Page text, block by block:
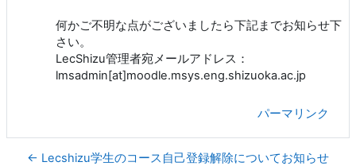
何かご不明な点がございましたら下記までお知らせ下
さい。
LecShizu管理者宛メールアドレス：
lmsadmin[at]moodle.msys.eng.shizuoka.ac.jp
パーマリンク
← Lecshizu学生のコース自己登録解除についてお知らせ